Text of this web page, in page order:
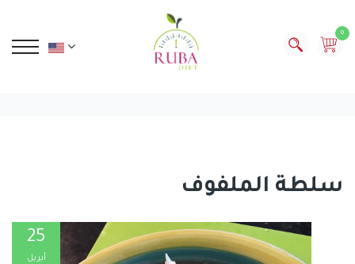
0
سلطة الملفوف
25
أبريل